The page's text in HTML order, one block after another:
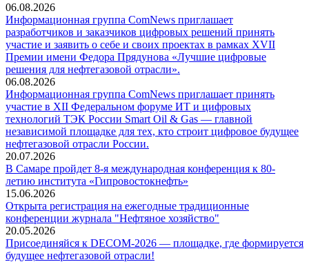
06.08.2026
Информационная группа ComNews приглашает
разработчиков и заказчиков цифровых решений принять
участие и заявить о себе и своих проектах в рамках XVII
Премии имени Федора Прядунова «Лучшие цифровые
решения для нефтегазовой отрасли».
06.08.2026
Информационная группа ComNews приглашает принять
участие в XII Федеральном форуме ИТ и цифровых
технологий ТЭК России Smart Oil & Gas — главной
независимой площадке для тех, кто строит цифровое будущее
нефтегазовой отрасли России.
20.07.2026
В Самаре пройдет 8-я международная конференция к 80-
летию института «Гипровостокнефть»
15.06.2026
Открыта регистрация на ежегодные традиционные
конференции журнала "Нефтяное хозяйство"
20.05.2026
Присоединяйся к DECOM-2026 — площадке, где формируется
будущее нефтегазовой отрасли!